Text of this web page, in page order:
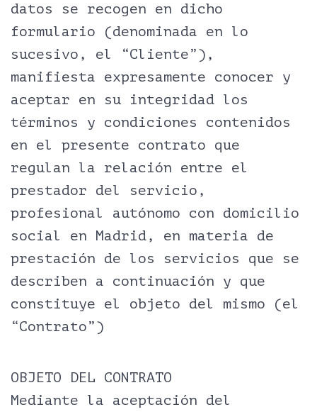
datos se recogen en dicho
formulario (denominada en lo
sucesivo, el “Cliente”),
manifiesta expresamente conocer y
aceptar en su integridad los
términos y condiciones contenidos
en el presente contrato que
regulan la relación entre el
prestador del servicio,
profesional autónomo con domicilio
social en Madrid, en materia de
prestación de los servicios que se
describen a continuación y que
constituye el objeto del mismo (el
“Contrato”)
OBJETO DEL CONTRATO
Mediante la aceptación del